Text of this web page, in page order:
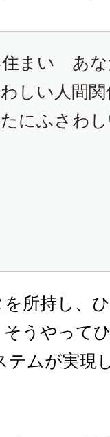
住まい あ
しい人間
にふさわし
所持し、
うやって
テムが実現